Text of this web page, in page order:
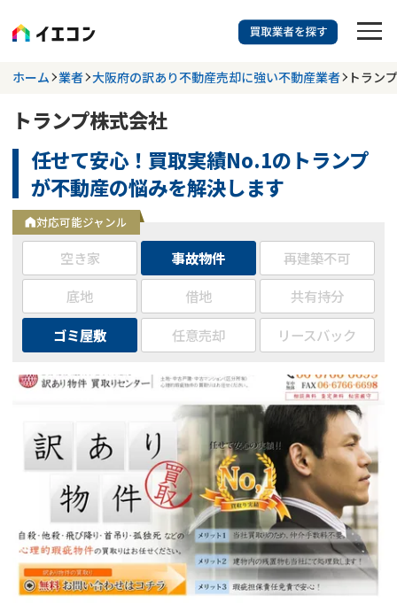
訳あり物件に強い業者を探す
都道府県を選択
掲載業者 703
件
更新日 :2026年07月31日 検索する
業者を探す
相談内容で探す
空き家 事故物件
再建築不可 底地
借地 共有持分
ゴミ屋敷 任意売却
リースバック
不動産コラム
不動産売却 再建築不可物件
共有持分 底地
訳あり不動産 不動産投資
土地売却 不動産相続
借地 不動産リースバック
業者を探す
ホーム 業者 大阪府の訳あり不動産売却に強い不動産業者 トラン
トランプ株式会社
任せて安心！買取実績No.1のトランプ
が不動産の悩みを解決します
対応可能ジャンル
空き家 事故物件
再建築不可
底地
借地
共有持分
ゴミ屋敷
任意売却 リースバック